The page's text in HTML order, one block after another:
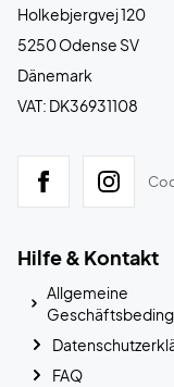
Holkebjergvej 120
5250 Odense SV
Dänemark
VAT: DK36931108
Hilfe & Kontakt
Allgemeine
FAQ